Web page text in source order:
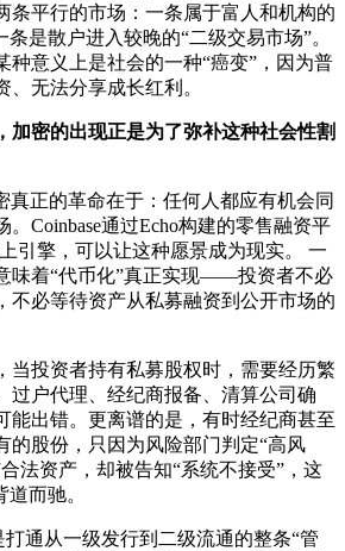
条平行的市场：一条属于富人和机构的
是散户进入较晚的“二级交易市场”。
种意义上是社会的一种“癌变”，因为普
无法分享成长红利。
加密的出现正是为了弥补这种社会性割
真正的革命在于：任何人都应有机会同
Coinbase通过Echo构建的零售融资平
引擎，可以让这种愿景成为现实。 一
味着“代币化”真正实现——投资者不必
不必等待资产从私募融资到公开市场的
当投资者持有私募股权时，需要经历繁
过户代理、经纪商报备、清算公司确
能出错。更离谱的是，有时经纪商甚至
的股份，只因为风险部门判定“高风
法资产，却被告知“系统不接受”，这
而驰。
打通从一级发行到二级流通的整条“管